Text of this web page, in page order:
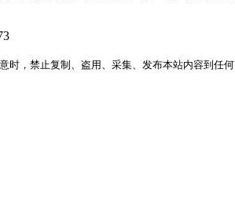
，禁止复制、盗用、采集、发布本站内容到任